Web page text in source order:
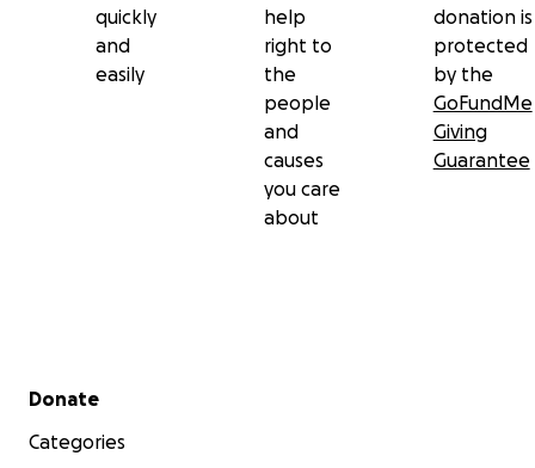
quickly
and
easily
help
right to
the
people
and
causes
you care
about
donation is
protected
by the
GoFundMe
Giving
Guarantee
Secondary menu
Donate
Categories